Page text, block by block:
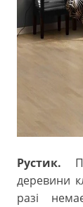
Рустик.
деревини
разі